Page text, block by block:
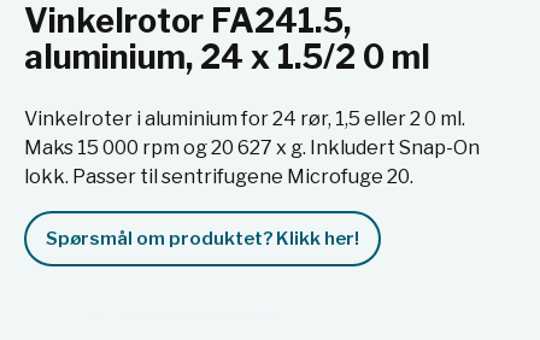
Vinkelrotor FA241.5,
aluminium, 24 x 1.5/2 0 ml
Vinkelroter i aluminium for 24 rør, 1,5 eller 2 0 ml.
Maks 15 000 rpm og 20 627 x g. Inkludert Snap-On
lokk. Passer til sentrifugene Microfuge 20.
Spørsmål om produktet? Klikk her!